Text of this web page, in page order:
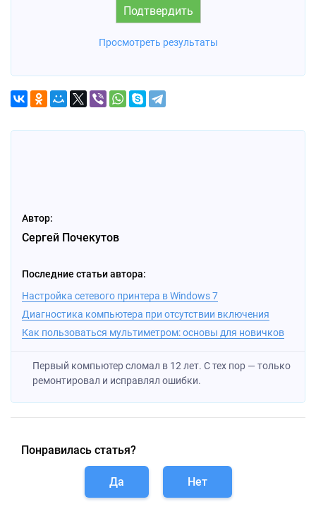
Просмотреть результаты
Автор:
Сергей Почекутов
Последние статьи автора:
Настройка сетевого принтера в Windows 7
Диагностика компьютера при отсутствии включения
Как пользоваться мультиметром: основы для новичков
Первый компьютер сломал в 12 лет. С тех пор — только
ремонтировал и исправлял ошибки.
Понравилась статья?
Да Нет